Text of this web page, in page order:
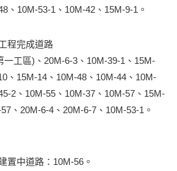
、10M-53-1、10M-42、15M-9-1。
程完成道路
一工區)、20M-6-3、10M-39-1、15M-
、15M-14、10M-48、10M-44、10M-
2、10M-55、10M-37、10M-57、15M-
、20M-6-4、20M-6-7、10M-53-1。
置中道路：10M-56。